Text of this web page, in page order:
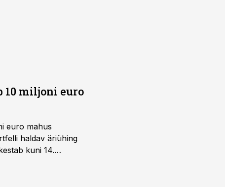
10 miljoni euro
euro mahus
haldav äriühing
kuni 14.